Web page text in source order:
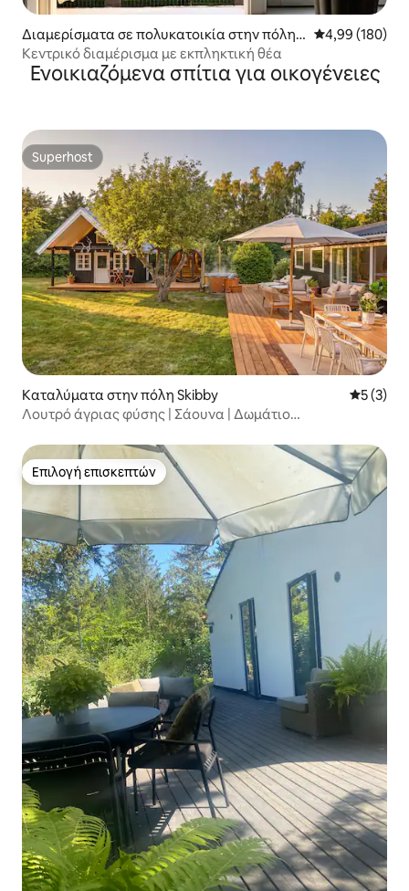
Διαμερίσματα σε πολυκατοικία στην πόλη
Κοπεγχάγη
Μέση
4,99 (180)
Κεντρικό διαμέρισμα με εκπληκτική θέα
Ενοικιαζόμενα σπίτια για οικογένειες
Superhost
Superhost
Καταλύματα στην πόλη Skibby Μέση
5 (3)
Λουτρό άγριας φύσης | Σάουνα | Δωμάτιο
Επιλογή επισκεπτών
Επιλογή επισκεπτών